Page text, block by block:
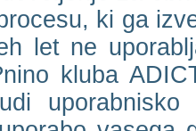
ki ga
let ne
kluba